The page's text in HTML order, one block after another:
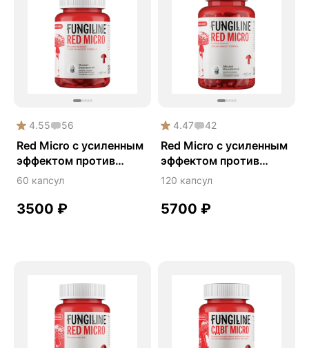
Microdosing
Mushroom
Premium
Solution
Антистресс
Ежовик гребенчатый
Зависимости
Здоровье легких
Кордицепс
Мухомор
Наборы
Онкопротектор
4.55 56
Red Micro с усиленным
эффектом против
стресса и тревоги
60 капсул
3500 ₽
4.47 42
Red Micro с усиленным
эффектом против
стресса и тревоги
120 капсул
5700 ₽